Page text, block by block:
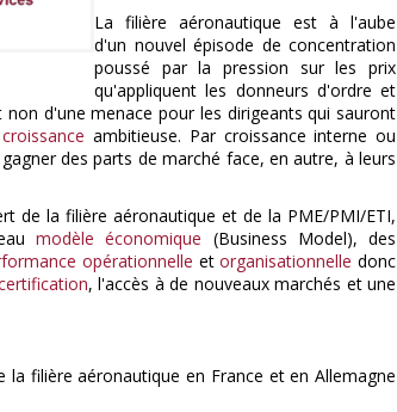
La filière aéronautique est à l'aube
d'un nouvel épisode de concentration
poussé par la pression sur les prix
qu'appliquent les donneurs d'ordre et
d'une menace pour les dirigeants qui sauront
ambitieuse. Par croissance interne ou
des parts de marché face, en autre, à leurs
de la filière aéronautique et de la PME/PMI/ETI,
modèle économique (Business Model), des
opérationnelle etorganisationnelle donc
, l'accès à de nouveaux marchés et une
filière aéronautique en France et en Allemagne